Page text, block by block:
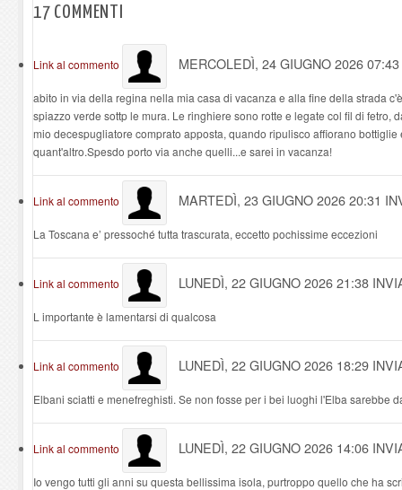
17 COMMENTI
Link al commento MERCOLEDÌ, 24 GIUGNO 2026 07:43
abito in via della regina nella mia casa di vacanza e alla fine della strada
spiazzo verde sottp le mura. Le ringhiere sono rotte e legate col fil di fetro,
mio decespugliatore comprato apposta, quando ripulisco affiorano bottiglie
quant'altro.Spesdo porto via anche quelli...e sarei in vacanza!
Link al commento MARTEDÌ, 23 GIUGNO 2026 20:31
La Toscana e’ pressoché tutta trascurata, eccetto pochissime eccezioni
Link al commento LUNEDÌ, 22 GIUGNO 2026 21:38
L importante è lamentarsi di qualcosa
Link al commento LUNEDÌ, 22 GIUGNO 2026 18:29
Elbani sciatti e menefreghisti. Se non fosse per i bei luoghi l'Elba sarebbe
Link al commento LUNEDÌ, 22 GIUGNO 2026 14:06
Io vengo tutti gli anni su questa bellissima isola, purtroppo quello che ha